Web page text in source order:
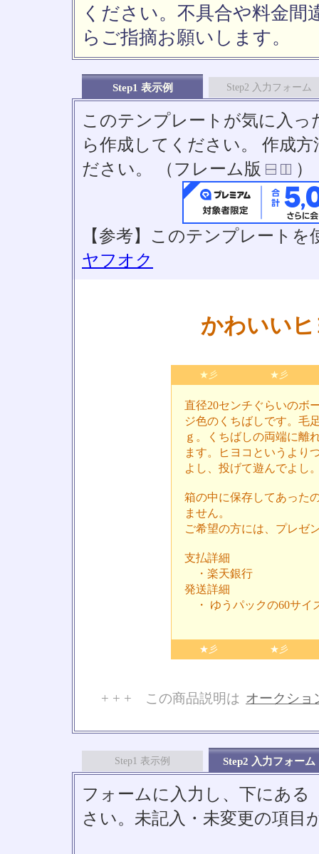
ください。不具合や料金間
らご指摘お願いします。
Step1 表示例 Step2 入力フォーム
このテンプレートが気に入っ
ら作成してください。 作成
ださい。 （フレーム版
）
【参考】このテンプレート
ヤフオク
かわいい
★彡 ★彡
直径20センチぐらいのボ
ジ色のくちばしです。毛
ｇ。くちばしの両端に離
ます。ヒヨコというより
よし、投げて遊んでよし
箱の中に保存してあった
ません。
ご希望の方には、プレゼ
支払詳細
・楽天銀行
発送詳細
・ ゆうパックの60サイ
★彡 ★彡
+ + + この商品説明は オークショ
Step1 表示例 Step2 入力フォーム
フォームに入力し、下にあ
さい。未記入・未変更の項目